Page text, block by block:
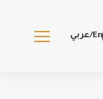
En/عربي